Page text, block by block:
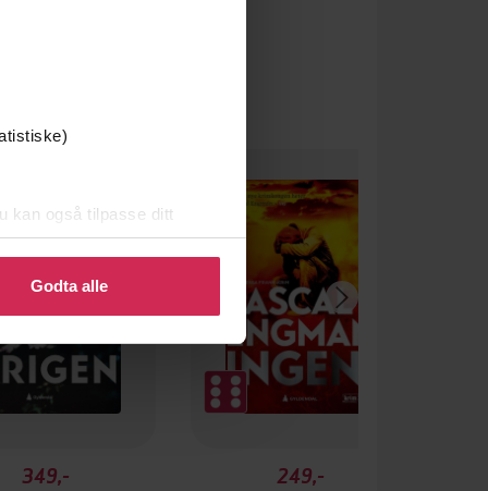
kan også tilpasse ditt
eller endre ditt samtykke.
Godta alle
349,-
249,-